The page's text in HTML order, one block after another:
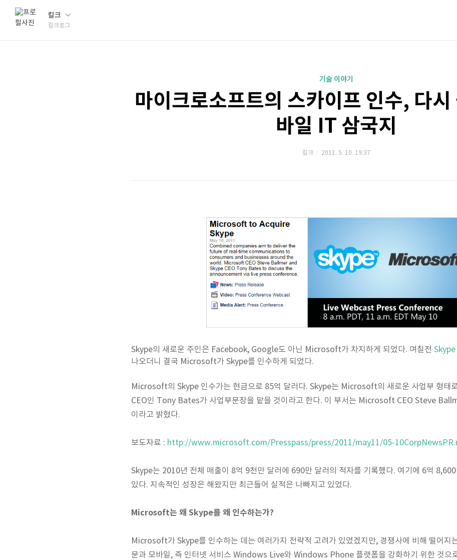
킬크
킬크로그
기술 이야기
마이크로소프트의 스카이프 인수, 다시
바일 IT 삼국지
킬크 2011. 5. 10. 19:37
Skype의 새로운 주인은 Facebook, Google도 아닌 Microsoft가 차지하게 되었다. 며칠전 Skype
나오더니 결국 Microsoft가 Skype를 인수하게 되었다.
Microsoft의 Skype 인수가는 현금으로 85억 달러다. Skype는 Microsoft의 새로운 사업부 형태
CEO인 Tony Bates가 사업부문장을 맡을 것이라고 한다. 이 부서는 Microsoft CEO Steve
이라고 밝혔다.
보도자료 : http://www.microsoft.com/Presspass/press/2011/may11/05-
Skype는 2010년 전체 매출이 8억 9천만 달러에 690만 달러의 적자를 기록했다. 여기에 6억
있다. 지속적인 성장은 해왔지만 최근들어 실적은 나빠지고 있었다.
Microsoft는 왜 Skype를 왜 인수하는가?
Microsoft가 Skype를 인수하는 데는 여러가지 전략적 고려가 있었겠지만, 경쟁사에 비해 떨어지
문과 모바일, 즉 인터넷 서비스 Windows Live와 Windows Phone 플랫폼을 강화하기 위한 것으